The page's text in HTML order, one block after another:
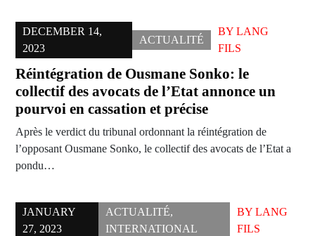
DECEMBER 14,
2023
ACTUALITÉ
BY LANG
FILS
Réintégration de Ousmane Sonko: le
collectif des avocats de l’Etat annonce un
pourvoi en cassation et précise
Après le verdict du tribunal ordonnant la réintégration de
l’opposant Ousmane Sonko, le collectif des avocats de l’Etat a
pondu…
JANUARY
27, 2023
ACTUALITÉ,
INTERNATIONAL
BYLANG
FILS